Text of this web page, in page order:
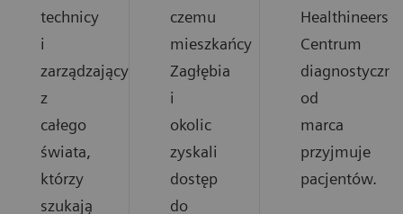
technicy
i
zarządzający
z
całego
świata,
którzy
szukają
czemu
mieszkańcy
Zagłębia
i
okolic
zyskali
dostęp
do
Healthineers.
Centrum
diagnostyczne
od
marca
przyjmuje
pacjentów.